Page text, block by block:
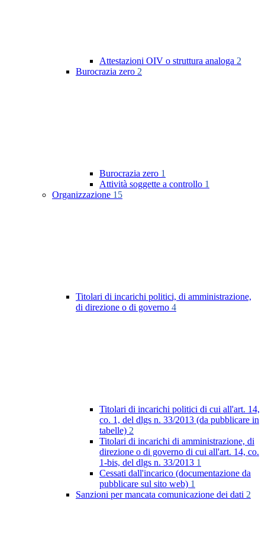
Attestazioni OIV o struttura analoga 2
Burocrazia zero 2
Burocrazia zero 1
Attività soggette a controllo 1
Organizzazione 15
Titolari di incarichi politici, di amministrazione,
di direzione o di governo 4
Titolari di incarichi politici di cui all'art. 14,
co. 1, del dlgs n. 33/2013 (da pubblicare in
tabelle) 2
Titolari di incarichi di amministrazione, di
direzione o di governo di cui all'art. 14, co.
1-bis, del dlgs n. 33/2013 1
Cessati dall'incarico (documentazione da
pubblicare sul sito web) 1
Sanzioni per mancata comunicazione dei dati 2